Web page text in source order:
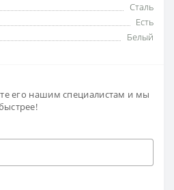
Сталь
Есть
Белый
его нашим специалистам и мы